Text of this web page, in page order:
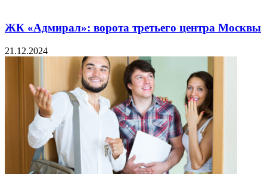
ЖК «Адмирал»: ворота третьего центра Москвы
21.12.2024